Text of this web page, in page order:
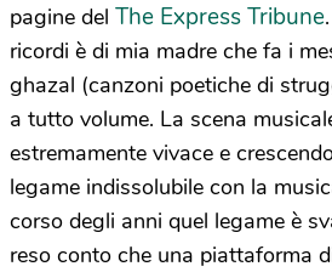
pagine del The Express Tribune
ricordi è di mia madre che fa i
ghazal (canzoni poetiche di
a tutto volume. La scena
estremamente vivace e
legame indissolubile con la
corso degli anni quel legame è
reso conto che una piattaforma